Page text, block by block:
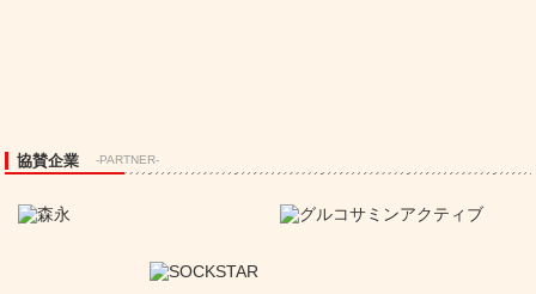
協賛企業 -PARTNER-